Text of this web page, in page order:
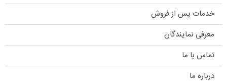
خدمات پس از فروش
معرفی نمایندگان
تماس با ما
درباره ما